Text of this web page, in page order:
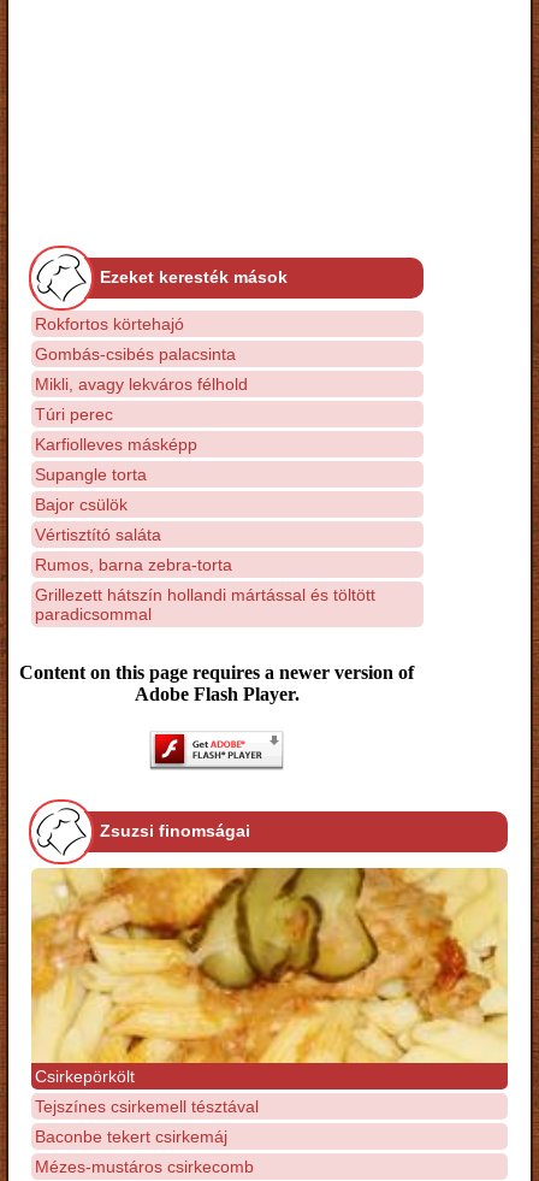
Ezeket keresték mások
Rokfortos körtehajó
Gombás-csibés palacsinta
Mikli, avagy lekváros félhold
Túri perec
Karfiolleves másképp
Supangle torta
Bajor csülök
Vértisztító saláta
Rumos, barna zebra-torta
Grillezett hátszín hollandi mártással és töltött
paradicsommal
Content on this page requires a newer version of
Adobe Flash Player.
Zsuzsi finomságai
Csirkepörkölt
Tejszínes csirkemell tésztával
Baconbe tekert csirkemáj
Mézes-mustáros csirkecomb